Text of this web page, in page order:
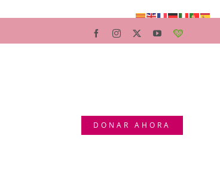
FacebookInstagram
X YouTube
Teaming
DONAR AHORA